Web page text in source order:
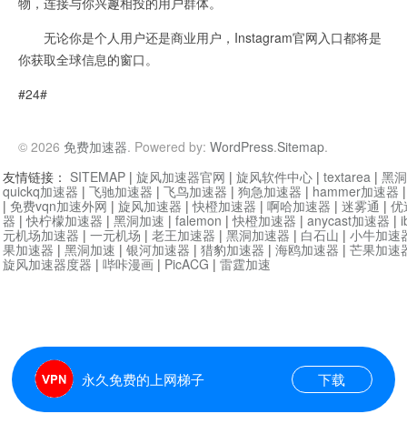
无论你是个人用户还是商业用户，Instagram官网入口都将是
你获取全球信息的窗口。
#24#
© 2026 免费加速器. Powered by: WordPress.Sitemap.
永久免费的上网梯子 下载
友情链接： SITEMAP | 旋风加速器官网 | 旋风软件中心 | textarea | 黑
quickq加速器 | 飞驰加速器 | 飞鸟加速器 | 狗急加速器 | hammer加速器
| 免费vqn加速外网 | 旋风加速器 |快橙加速器 | 啊哈加速器 | 迷雾通 | 优
器 |快柠檬加速器 | 黑洞加速 | falemon |快橙加速器 | anycast加速器 |
元机场加速器 | 一元机场 | 老王加速器 | 黑洞加速器 | 白石山 | 小牛加速
果加速器 | 黑洞加速 | 银河加速器 | 猎豹加速器 | 海鸥加速器 | 芒果加速
旋风加速器度器 | 哔咔漫画 | PicACG | 雷霆加速